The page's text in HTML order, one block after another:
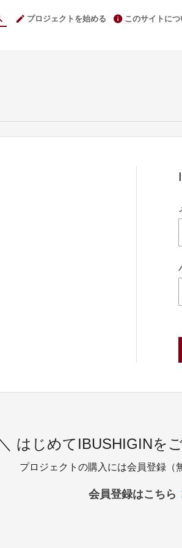
プロジェクトを始める このサイトにつ
はじめてIBUSHIGINを
プロジェクトの購入には会員登録（
会員登録はこちら